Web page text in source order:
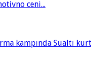
ceni...
kampında Sualtı